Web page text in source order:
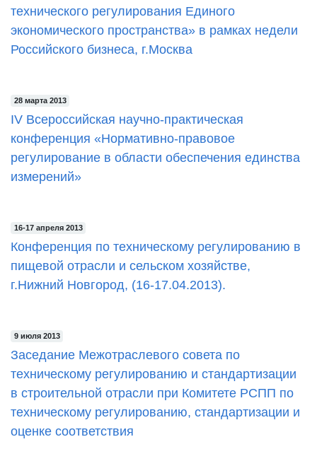
технического регулирования Единого
экономического пространства» в рамках недели
Российского бизнеса, г.Москва
28 марта 2013
IV Всероссийская научно-практическая
конференция «Нормативно-правовое
регулирование в области обеспечения единства
измерений»
16-17 апреля 2013
Конференция по техническому регулированию в
пищевой отрасли и сельском хозяйстве,
г.Нижний Новгород, (16-17.04.2013).
9 июля 2013
Заседание Межотраслевого совета по
техническому регулированию и стандартизации
в строительной отрасли при Комитете РСПП по
техническому регулированию, стандартизации и
оценке соответствия